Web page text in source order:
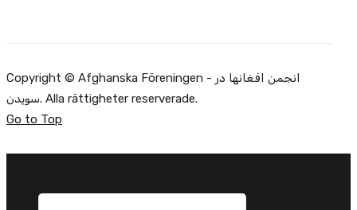
Copyright © Afghanska Föreningen - انجمن افغانها در
سویدن. Alla rättigheter reserverade.
Go to Top
Sök